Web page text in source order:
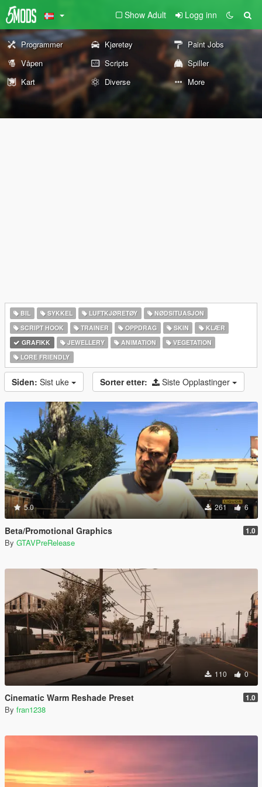
Show Adult Logg inn
Programmer Kjøretøy
Paint Jobs
Våpen
Scripts
Spiller
Kart
Diverse More
BIL SYKKEL LUFTKJØRETØY
NØDSITUASJON
SCRIPT HOOK
TRAINER OPPDRAG SKIN
KLÆR
GRAFIKK
JEWELLERY ANIMATION
VEGETATION
LORE FRIENDLY
Siden: Sist uke Sorter etter: Siste Opplastinger
5.0 261 6
Beta/Promotional Graphics 1.0
By GTAVPreRelease
110 0
Cinematic Warm Reshade Preset 1.0
By fran1238